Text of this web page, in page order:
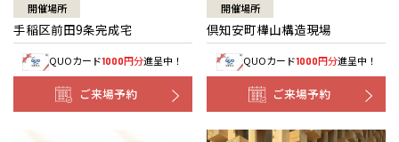
開催場所
手稲区前田9条完成宅
QUOカード1000円分進呈中！
ご来場予約
開催場所
倶知安町樺山構造現場
QUOカード1000円分進呈中！
ご来場予約